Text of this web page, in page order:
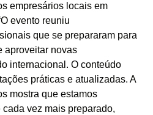
empresários locais em
evento reuniu
que se prepararam para
aproveitar novas
internacional. O conteúdo
práticas e atualizadas. A
mostra que estamos
vez mais preparado,